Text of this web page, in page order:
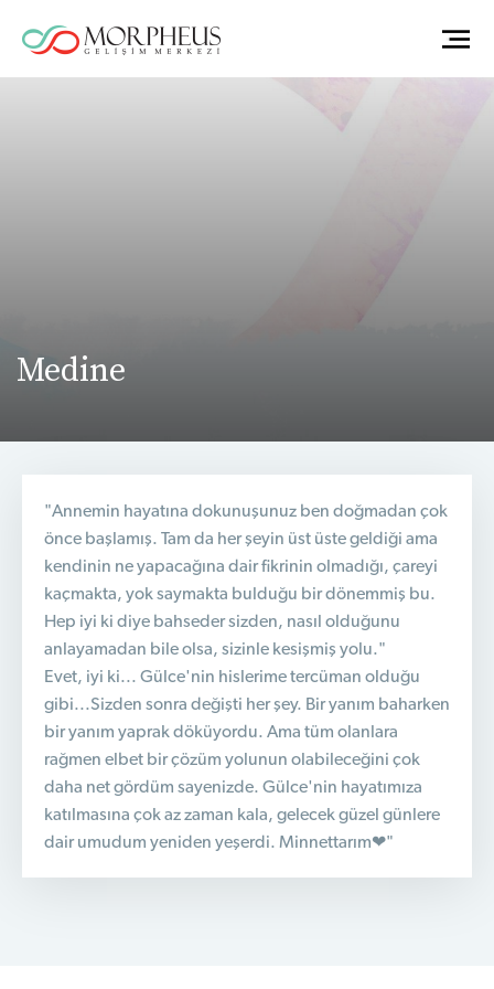
Medine
"Annemin hayatına dokunuşunuz ben doğmadan çok
önce başlamış. Tam da her şeyin üst üste geldiği ama
kendinin ne yapacağına dair fikrinin olmadığı, çareyi
kaçmakta, yok saymakta bulduğu bir dönemmiş bu.
Hep iyi ki diye bahseder sizden, nasıl olduğunu
anlayamadan bile olsa, sizinle kesişmiş yolu."
Evet, iyi ki... Gülce'nin hislerime tercüman olduğu
gibi...Sizden sonra değişti her şey. Bir yanım baharken
bir yanım yaprak döküyordu. Ama tüm olanlara
rağmen elbet bir çözüm yolunun olabileceğini çok
daha net gördüm sayenizde. Gülce'nin hayatımıza
katılmasına çok az zaman kala, gelecek güzel günlere
dair umudum yeniden yeşerdi. Minnettarım❤"